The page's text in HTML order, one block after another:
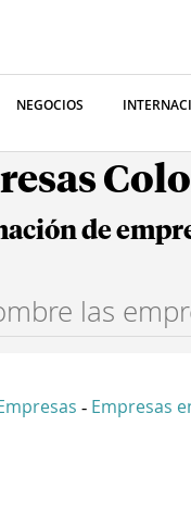
NEGOCIOS
de
- Empresas